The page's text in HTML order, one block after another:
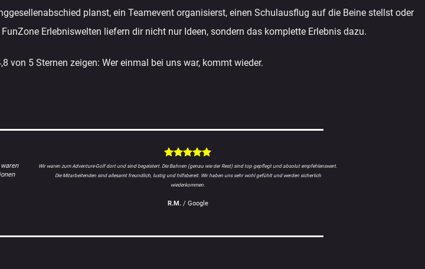
planst, ein Teamevent organisierst, einen Schulausflug auf die Beine stellst oder
Erlebniswelten liefern dir nicht nur Ideen, sondern das komplette Erlebnis dazu.
von 5 Sternen zeigen: Wer einmal bei uns war, kommt wieder.
Wir waren zum Adventure-Golf dort und sind begeistert. Die Bahnen (genau wie der Rest) sind top gepflegt und absolut empfehlenswert.
Die Mitarbeitenden sind allesamt freundlich, lustig und hilfsbereit. Wir haben uns sehr wohl gefühlt und werden sicherlich
wiederkommen.
R.M. / Google